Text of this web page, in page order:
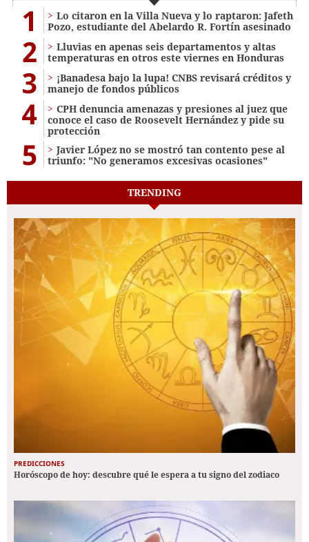
1
Lo citaron en la Villa Nueva y lo raptaron: Jafeth
Pozo, estudiante del Abelardo R. Fortín asesinado
2
Lluvias en apenas seis departamentos y altas
temperaturas en otros este viernes en Honduras
3
¡Banadesa bajo la lupa! CNBS revisará créditos y
manejo de fondos públicos
4
CPH denuncia amenazas y presiones al juez que
conoce el caso de Roosevelt Hernández y pide su
protección
5
Javier López no se mostró tan contento pese al
triunfo: "No generamos excesivas ocasiones"
TRENDING
PREDICCIONES
Horóscopo de hoy: descubre qué le espera a tu signo del zodiaco